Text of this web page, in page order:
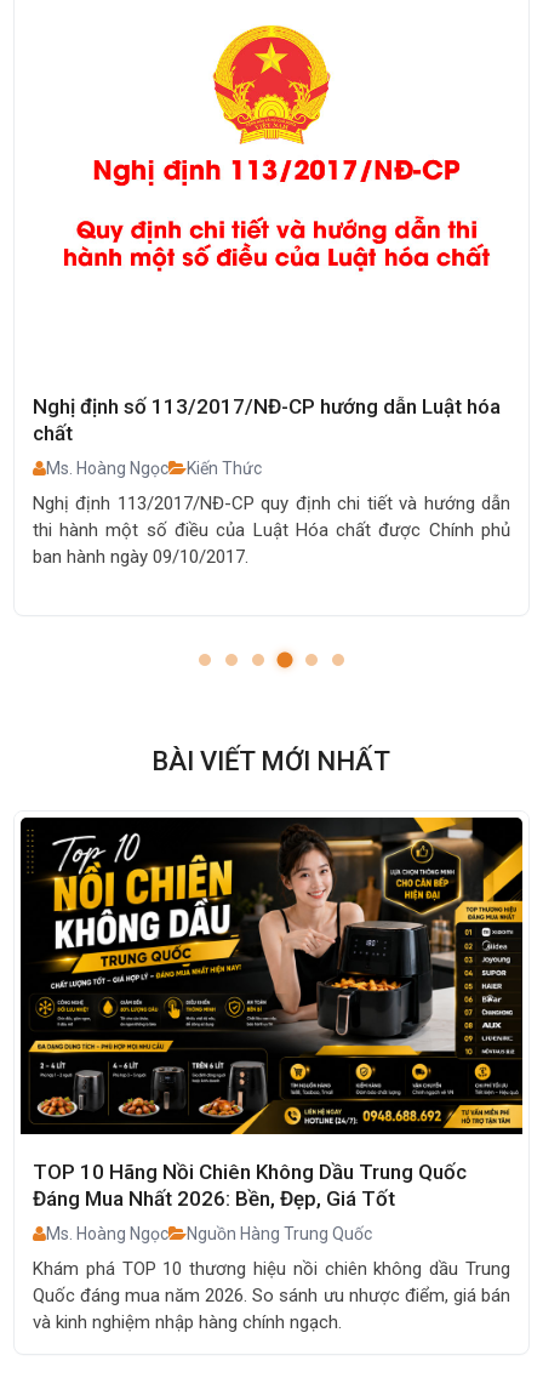
Nghị định số 113/2017/NĐ-CP hướng dẫn Luật hóa
chất
Ms. Hoàng Ngọc Kiến Thức
Nghị định 113/2017/NĐ-CP quy định chi tiết và hướng dẫn
thi hành một số điều của Luật Hóa chất được Chính phủ
ban hành ngày 09/10/2017.
BÀI VIẾT MỚI NHẤT
TOP 10 Hãng Nồi Chiên Không Dầu Trung Quốc
Đáng Mua Nhất 2026: Bền, Đẹp, Giá Tốt
Ms. Hoàng Ngọc Nguồn Hàng Trung Quốc
Khám phá TOP 10 thương hiệu nồi chiên không dầu Trung
Quốc đáng mua năm 2026. So sánh ưu nhược điểm, giá bán
và kinh nghiệm nhập hàng chính ngạch.